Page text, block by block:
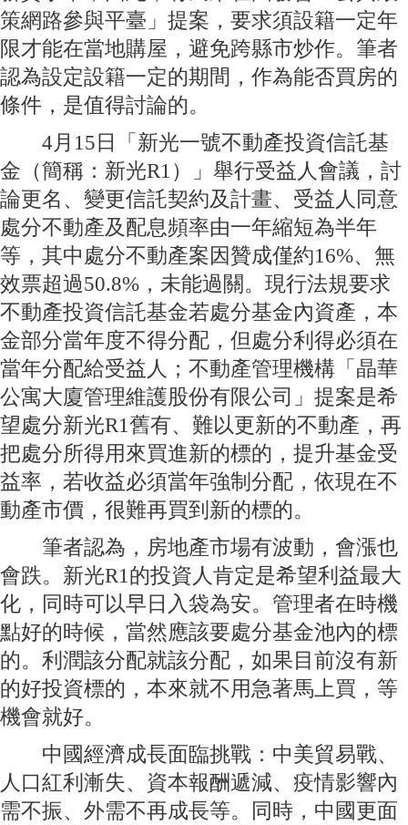
策網路參與平臺」提案，要求須設籍一定年
限才能在當地購屋，避免跨縣市炒作。筆者
認為設定設籍一定的期間，作為能否買房的
條件，是值得討論的。
4月15日「新光一號不動產投資信託基
金（簡稱：新光R1）」舉行受益人會議，討
論更名、變更信託契約及計畫、受益人同意
處分不動產及配息頻率由一年縮短為半年
等，其中處分不動產案因贊成僅約16%、無
效票超過50.8%，未能過關。現行法規要求
不動產投資信託基金若處分基金內資產，本
金部分當年度不得分配，但處分利得必須在
當年分配給受益人；不動產管理機構「晶華
公寓大廈管理維護股份有限公司」提案是希
望處分新光R1舊有、難以更新的不動產，再
把處分所得用來買進新的標的，提升基金受
益率，若收益必須當年強制分配，依現在不
動產市價，很難再買到新的標的。
筆者認為，房地產市場有波動，會漲也
會跌。新光R1的投資人肯定是希望利益最大
化，同時可以早日入袋為安。管理者在時機
點好的時候，當然應該要處分基金池內的標
的。利潤該分配就該分配，如果目前沒有新
的好投資標的，本來就不用急著馬上買，等
機會就好。
中國經濟成長面臨挑戰：中美貿易戰、
人口紅利漸失、資本報酬遞減、疫情影響內
需不振、外需不再成長等。同時，中國更面